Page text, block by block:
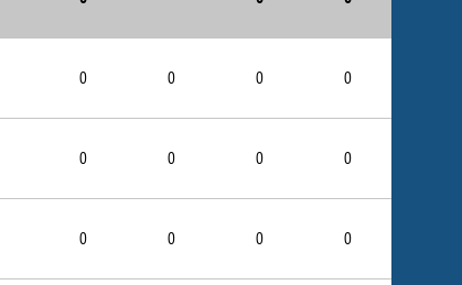
0 0 0 0
0 0 0 0
0 0 0 0